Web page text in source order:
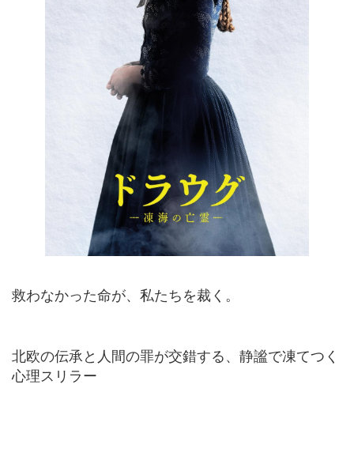
救わなかった命が、私たちを裁く。
北欧の伝承と人間の罪が交錯する、静謐で凍てつく
心理スリラー